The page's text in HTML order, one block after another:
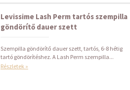
Levissime Lash Perm tartós szempilla
göndörítő dauer szett
Szempilla göndörítő dauer szett, tartós, 6-8 hétig
tartó göndörítéshez. A Lash Perm szempilla...
Részletek »